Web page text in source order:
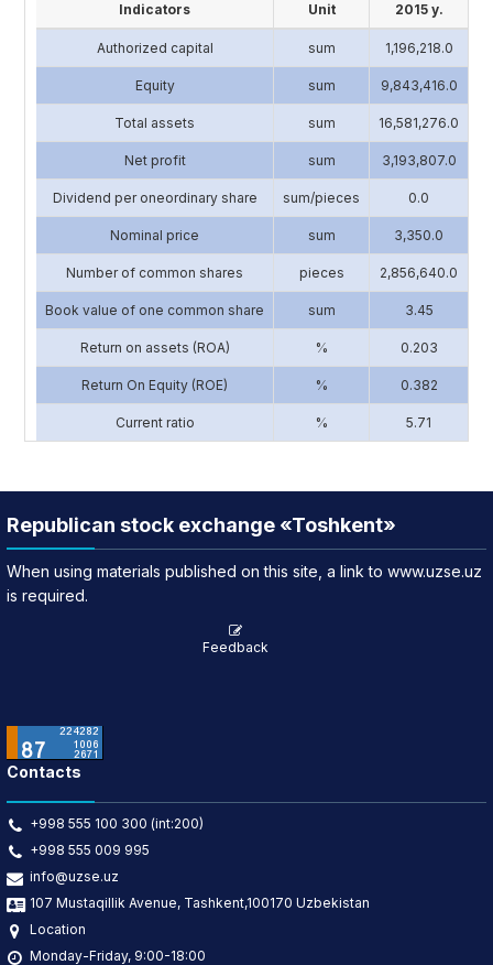
Indicators Unit 2015 y.
Authorized capital sum 1,196,218.0
Equity sum 9,843,416.0
Total assets sum 16,581,276.0
Net profit sum 3,193,807.0
Dividend per oneordinary share sum/pieces 0.0
Nominal price sum 3,350.0
Number of common shares pieces 2,856,640.0
Book value of one common share sum 3.45
Return on assets (ROA) % 0.203
Return On Equity (ROE) % 0.382
Current ratio % 5.71
Republican stock exchange «Toshkent»
When using materials published on this site, a link to www.uzse.uz
is required.
Feedback
Contacts
+998 555 100 300 (int:200)
+998 555 009 995
info@uzse.uz
107 Mustaqillik Avenue, Tashkent,100170 Uzbekistan
Location
Monday-Friday, 9:00-18:00